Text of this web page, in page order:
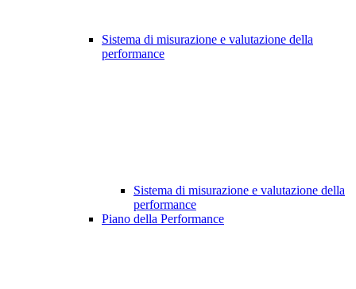
Sistema di misurazione e valutazione della
performance
Sistema di misurazione e valutazione della
performance
Piano della Performance